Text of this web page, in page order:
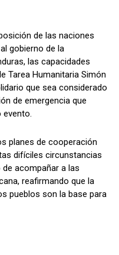
de las naciones
gobierno de la
las capacidades
Tarea Humanitaria Simón
que sea considerado
de emergencia que
evento.
planes de cooperación
difíciles circunstancias
acompañar a las
reafirmando que la
pueblos son la base para